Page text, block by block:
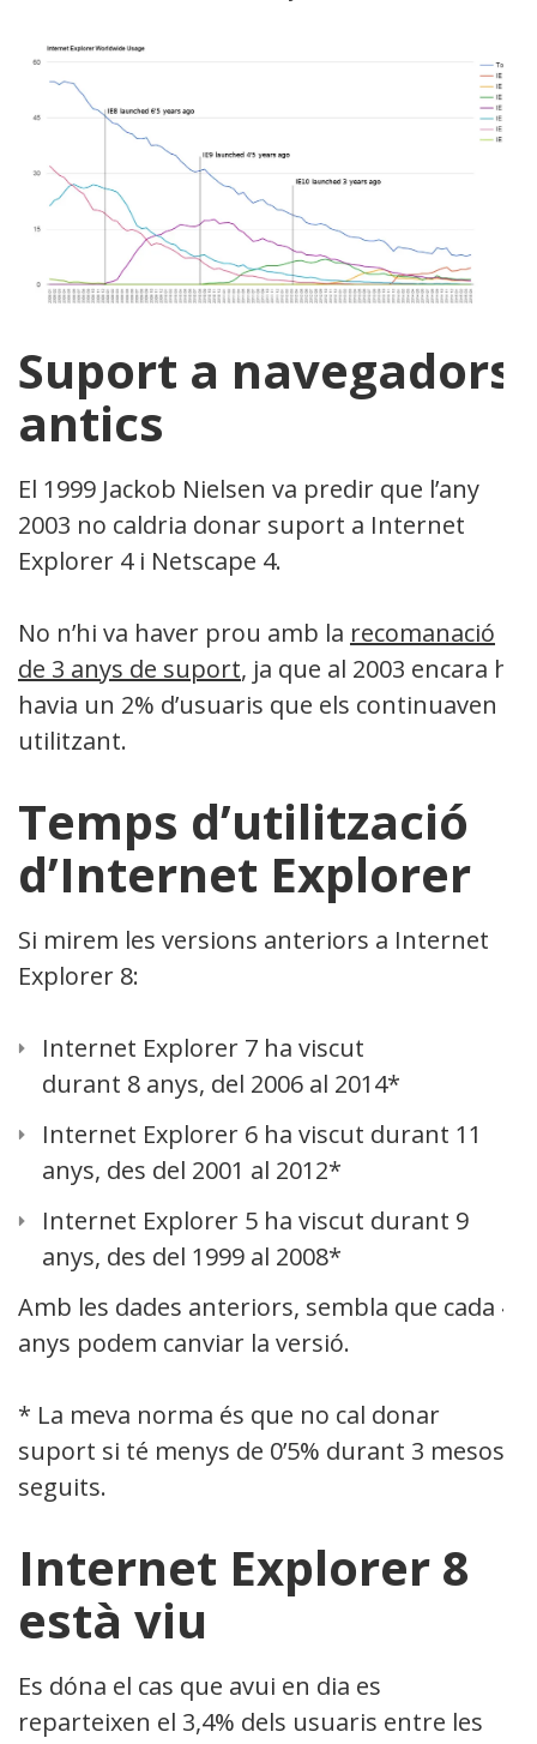
Suport a navegadors
antics
El 1999 Jackob Nielsen va predir que l’any
2003 no caldria donar suport a Internet
Explorer 4 i Netscape 4.
No n’hi va haver prou amb la recomanació
de 3 anys de suport, ja que al 2003 encara hi
havia un 2% d’usuaris que els continuaven
utilitzant.
Temps d’utilització
d’Internet Explorer
Si mirem les versions anteriors a Internet
Explorer 8:
Internet Explorer 7 ha viscut
durant 8 anys, del 2006 al 2014*
Internet Explorer 6 ha viscut durant 11
anys, des del 2001 al 2012*
Internet Explorer 5 ha viscut durant 9
anys, des del 1999 al 2008*
Amb les dades anteriors, sembla que cada 4
anys podem canviar la versió.
* La meva norma és que no cal donar
suport si té menys de 0’5% durant 3 mesos
seguits.
Internet Explorer 8
està viu
Es dóna el cas que avui en dia es
reparteixen el 3,4% dels usuaris entre les